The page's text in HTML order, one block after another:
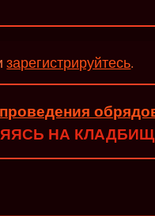
зарегистрируйтесь.
НА